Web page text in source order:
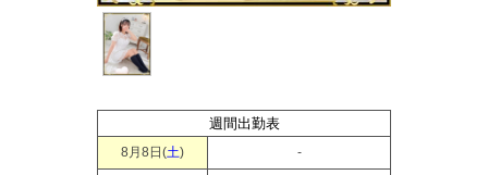
週間出勤表
8月8日(土) -